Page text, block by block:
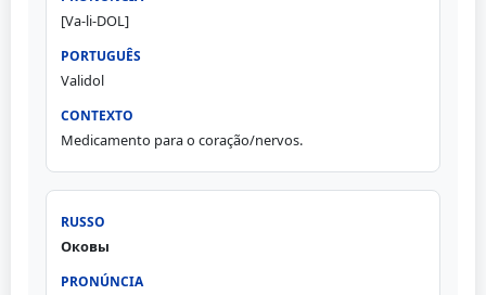
[Va-li-DOL]
Validol
Medicamento para o coração/nervos.
Оковы